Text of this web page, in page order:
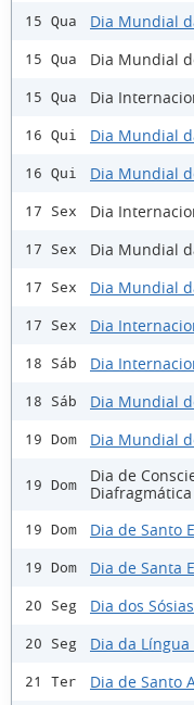
15 Qua Dia Mundial
15 Qua Dia Mundial
15 Qua Dia
16 Qui Dia Mundial
16 Qui Dia Mundial
17 Sex Dia
17 Sex Dia Mundial
17 Sex Dia Mundial
17 Sex Dia
18 Sáb Dia
18 Sáb Dia Mundial
19 Dom Dia Mundial
19 Dom
Dia de
19 Dom Dia de Santo
19 Dom Dia de Santa
20 Seg Dia dos Sósias
20 Seg Dia da Língua
21 Ter Dia de Santo